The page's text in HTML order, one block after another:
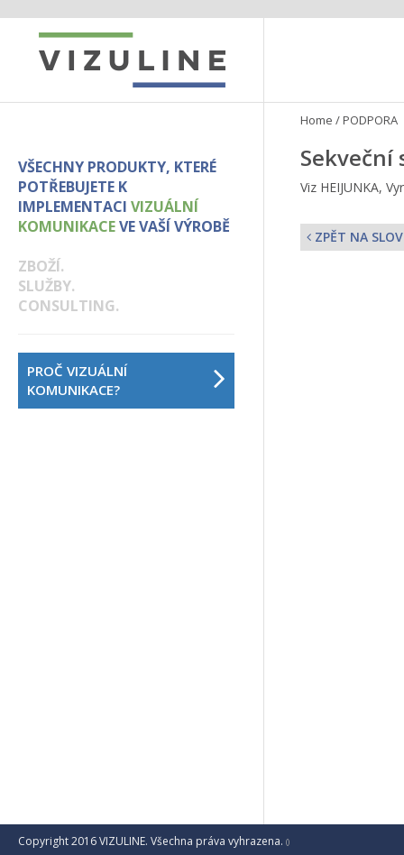
VŠECHNY PRODUKTY, KTERÉ
POTŘEBUJETE K
IMPLEMENTACI VIZUÁLNÍ
KOMUNIKACEVE VAŠÍ VÝROBĚ
ZBOŽÍ.
SLUŽBY.
CONSULTING.
PROČ VIZUÁLNÍ
KOMUNIKACE?
Home /PODPORA
Sekveční
Viz HEIJUNKA,
ZPĚT NA
Copyright 2016 VIZULINE. Všechna práva vyhrazena. ()